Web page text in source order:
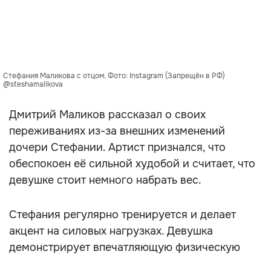
Дмитрий Маликов рассказал о своих
переживаниях из-за внешних изменений
дочери Стефании. Артист признался, что
обеспокоен её сильной худобой и считает, что
Стефания регулярно тренируется и делает
акцент на силовых нагрузках. Девушка